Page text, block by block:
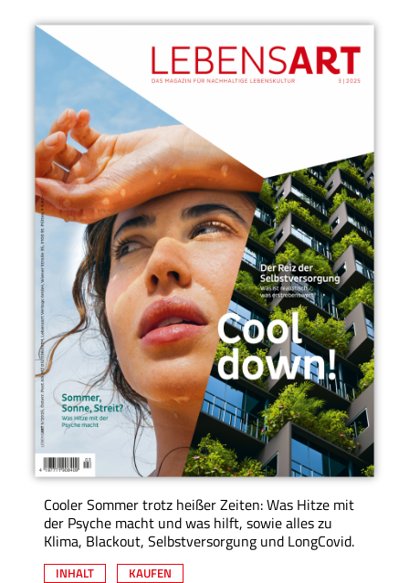
Cooler Sommer trotz heißer Zeiten: Was Hitze mit
der Psyche macht und was hilft, sowie alles zu
Klima, Blackout, Selbstversorgung und LongCovid.
INHALT KAUFEN